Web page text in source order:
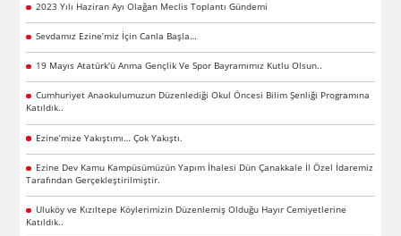
2023 Yılı Haziran Ayı Olağan Meclis Toplantı Gündemi
Sevdamız Ezine’miz İçin Canla Başla…
19 Mayıs Atatürk'ü Anma Gençlik Ve Spor Bayramımız Kutlu Olsun..
Cumhuriyet Anaokulumuzun Düzenlediği Okul Öncesi Bilim Şenliği Programına
Katıldık..
Ezine’mize Yakıştımı… Çok Yakıştı.
Ezine Dev Kamu Kampüsümüzün Yapım İhalesi Dün Çanakkale İl Özel İdaremiz
Tarafından Gerçekleştirilmiştir.
Uluköy ve Kızıltepe Köylerimizin Düzenlemiş Olduğu Hayır Cemiyetlerine
Katıldık..